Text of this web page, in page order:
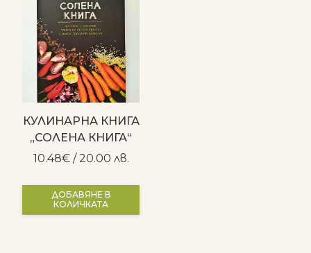
КУЛИНАРНА КНИГА
„СОЛЕНА КНИГА“
10.48€/ 20.00 лв.
ДОБАВЯНЕ В
КОЛИЧКАТА